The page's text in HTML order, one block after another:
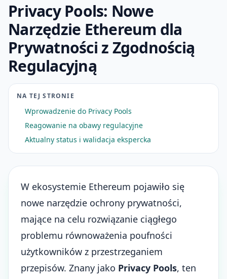
Privacy Pools: Nowe
Narzędzie Ethereum dla
Prywatności z Zgodnością
Regulacyjną
NA TEJ STRONIE
Wprowadzenie do Privacy Pools
Reagowanie na obawy regulacyjne
Aktualny status i walidacja ekspercka
W ekosystemie Ethereum pojawiło się
nowe narzędzie ochrony prywatności,
mające na celu rozwiązanie ciągłego
problemu równoważenia poufności
użytkowników z przestrzeganiem
przepisów. Znany jako Privacy Pools, ten